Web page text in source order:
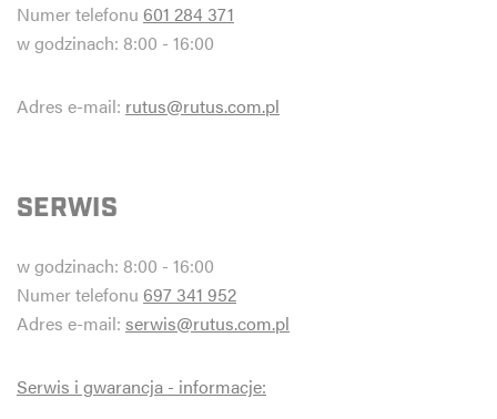
Numer telefonu 601 284 371
w godzinach: 8:00 - 16:00
Adres e-mail: rutus@rutus.com.pl
SERWIS
w godzinach: 8:00 - 16:00
Numer telefonu 697 341 952
Adres e-mail: serwis@rutus.com.pl
Serwis i gwarancja - informacje: